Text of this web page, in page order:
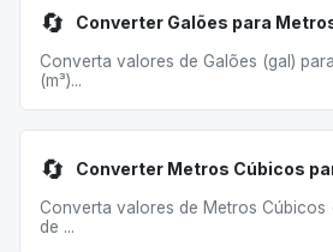
🔄 Converter Galões para
Converta valores de Galões (gal)
(m³)...
🔄 Converter Metros Cúbicos
Converta valores de Metros Cúbicos
de ...